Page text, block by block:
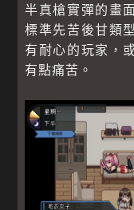
半真槍實彈的畫
標準先苦後甘類
有耐心的玩家，
有點痛苦。